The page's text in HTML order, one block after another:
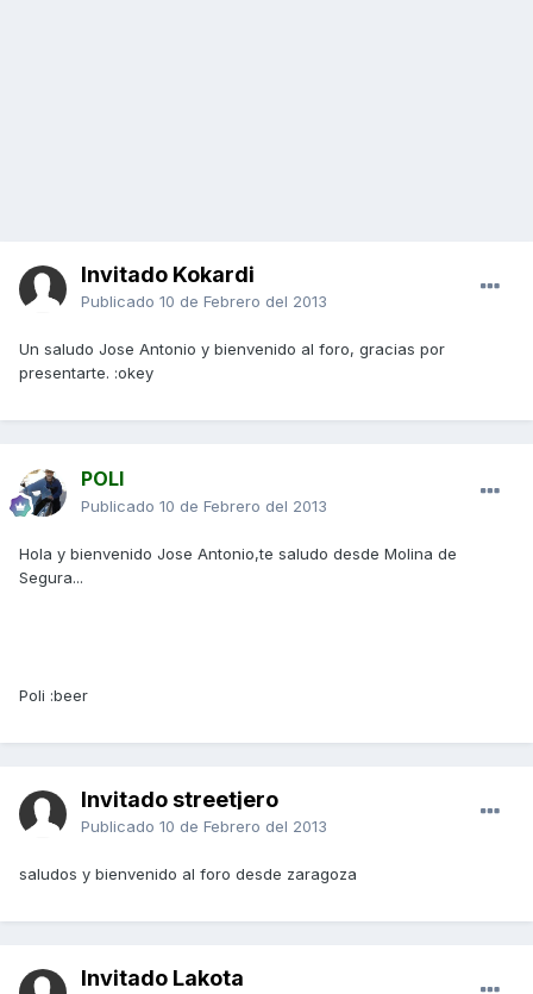
Invitado Kokardi
Publicado 10 de Febrero del 2013
Un saludo Jose Antonio y bienvenido al foro, gracias por
presentarte. :okey
POLI
Publicado 10 de Febrero del 2013
Hola y bienvenido Jose Antonio,te saludo desde Molina de
Segura...
Poli :beer
Invitado streetjero
Publicado 10 de Febrero del 2013
saludos y bienvenido al foro desde zaragoza
Invitado Lakota